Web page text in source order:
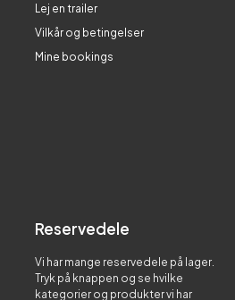
Lej en trailer
Vilkår og betingelser
Mine bookings
Reservedele
Vi har mange reservedele på lager.
Tryk på knappen og se hvilke
kategorier og produkter vi har